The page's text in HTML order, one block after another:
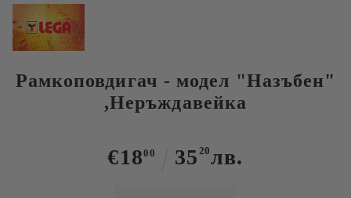
Рамкоповдигач - модел "Назъбен"
,Неръждавейка
€1800 35 20лв.